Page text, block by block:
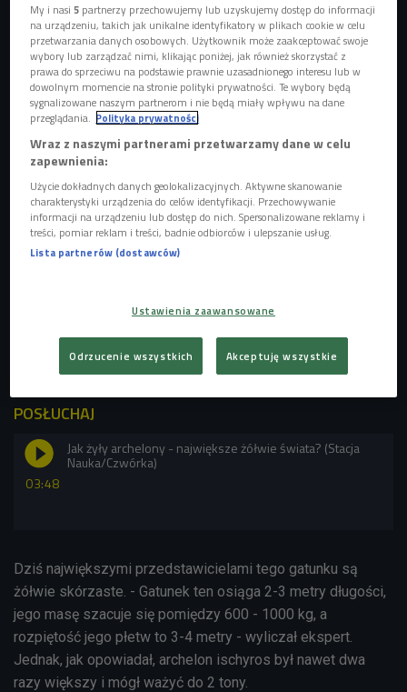
Małe żółwie z warszawskiego zoo uratują zagrożony gatunek?
- Żółwie to jedna z najbardziej tajemniczych grup zwierząt -
a jedną z wyróżniających je cech jest rogowy, zakrzywiony
ewolucji, nie miał ich już archelon, nie mają ich też
współczesne osobniki - tłumaczył ekspert.
POSŁUCHAJ
03:48
Jak żyły archelony - największe żółwie świata? (Stacja
Nauka/Czwórka)
Dziś największymi przedstawicielami tego gatunku są
żółwie skórzaste. - Gatunek ten osiąga 2-3 metry długości,
jego masę szacuje się pomiędzy 600 - 1000 kg, a
rozpiętość jego płetw to 3-4 metry - wyliczał ekspert.
Jednak, jak opowiadał, archelon ischyros był nawet dwa
razy większy i mógł ważyć do 2 tony.
My i nasi5 partnerzy przechowujemy lub uzyskujemy dostęp do informacji
na urządzeniu, takich jak unikalne identyfikatory w plikach cookie w celu
przetwarzania danych osobowych. Użytkownik może zaakceptować swoje
wybory lub zarządzać nimi, klikając poniżej, jak również skorzystać z
prawa do sprzeciwu na podstawie prawnie uzasadnionego interesu lub w
dowolnym momencie na stronie polityki prywatności. Te wybory będą
sygnalizowane naszym partnerom i nie będą miały wpływu na dane
przeglądania. Polityka prywatności
Wraz z naszymi partnerami przetwarzamy dane w celu
zapewnienia:
Użycie dokładnych danych geolokalizacyjnych. Aktywne skanowanie
charakterystyki urządzenia do celów identyfikacji. Przechowywanie
informacji na urządzeniu lub dostęp do nich. Spersonalizowane reklamy i
treści, pomiar reklam i treści, badnie odbiorców i ulepszanie usług.
Lista partnerów (dostawców)
Ustawienia zaawansowane
Odrzucenie wszystkich Akceptuję wszystkie